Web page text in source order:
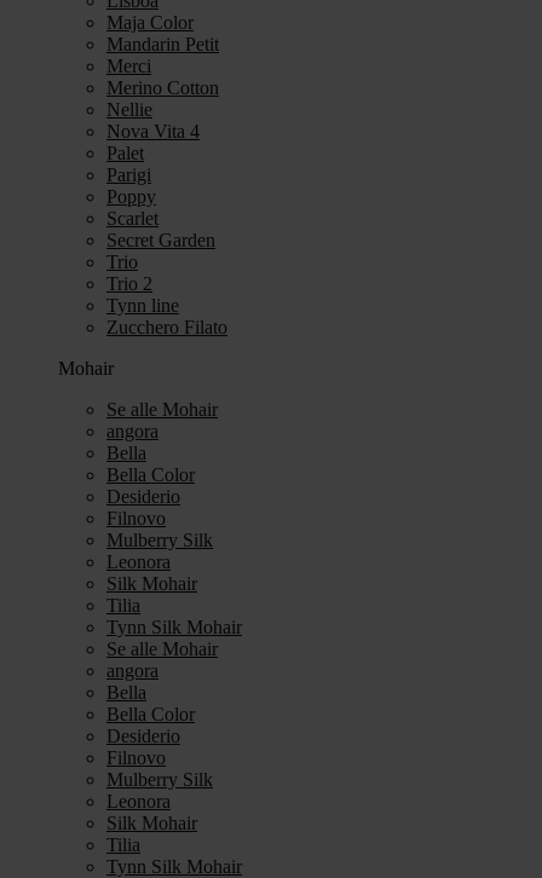
Maja Color
Mandarin Petit
Merci
Merino Cotton
Nellie
Nova Vita 4
Palet
Parigi
Poppy
Scarlet
Secret Garden
Trio
Trio 2
Tynn line
Zucchero Filato
Mohair
Se alle Mohair
angora
Bella
Bella Color
Desiderio
Filnovo
Mulberry Silk
Leonora
Silk Mohair
Tilia
Tynn Silk Mohair
Se alle Mohair
angora
Bella
Bella Color
Desiderio
Filnovo
Mulberry Silk
Leonora
Silk Mohair
Tilia
Tynn Silk Mohair